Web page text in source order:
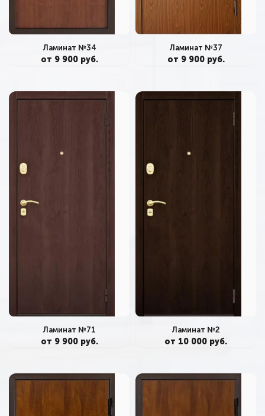
Ламинат №34
от 9 900 руб.
Ламинат №37
от 9 900 руб.
Ламинат №71
от 9 900 руб.
Ламинат №2
от 10 000 руб.